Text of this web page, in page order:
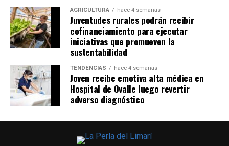
AGRICULTURA hace 4 semanas
Juventudes rurales podrán recibir
cofinanciamiento para ejecutar
iniciativas que promueven la
sustentabilidad
TENDENCIAS hace 4 semanas
Joven recibe emotiva alta médica en
Hospital de Ovalle luego revertir
adverso diagnóstico